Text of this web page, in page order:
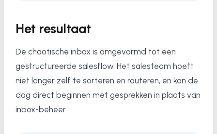
Het resultaat
De chaotische inbox is omgevormd tot een
gestructureerde salesflow. Het salesteam hoeft
niet langer zelf te sorteren en routeren, en kan de
dag direct beginnen met gesprekken in plaats van
inbox-beheer.